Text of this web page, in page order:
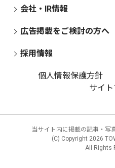
会社・IR情報
広告掲載をご検討の方へ
採用情報
個人情報保護方針
サイ
当サイト内に掲載の記事・写
(C) Copyright 2026
All Rights